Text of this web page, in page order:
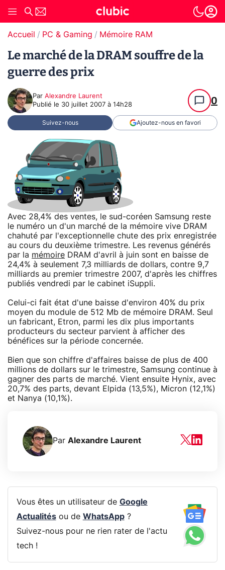
Accueil PC & Gaming Mémoire RAM
Le marché de la DRAM souffre de la
guerre des prix
Par Alexandre Laurent
Publié le 30 juillet 2007 à 14h28 0
Suivez-nous Ajoutez-nous en favori
Avec 28,4% des ventes, le sud-coréen Samsung reste
le numéro un d'un marché de la mémoire vive DRAM
chahuté par l'exceptionnelle chute des prix enregistrée
au cours du deuxième trimestre. Les revenus générés
par la mémoire DRAM d'avril à juin sont en baisse de
24,4% à seulement 7,3 milliards de dollars, contre 9,7
milliards au premier trimestre 2007, d'après les chiffres
publiés vendredi par le cabinet iSuppli.
Celui-ci fait état d'une baisse d'environ 40% du prix
moyen du module de 512 Mb de mémoire DRAM. Seul
un fabricant, Etron, parmi les dix plus importants
producteurs du secteur parvient à afficher des
bénéfices sur la période concernée.
Bien que son chiffre d'affaires baisse de plus de 400
millions de dollars sur le trimestre, Samsung continue à
gagner des parts de marché. Vient ensuite Hynix, avec
20,7% des parts, devant Elpida (13,5%), Micron (12,1%)
et Nanya (10,1%).
Par Alexandre Laurent
Vous êtes un utilisateur de Google
Actualitésou de WhatsApp?
Suivez-nous pour ne rien rater de l'actu
tech !